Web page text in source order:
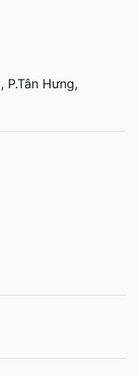
P.Tân Hưng,